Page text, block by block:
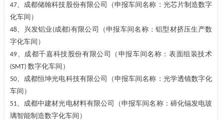
47、成都储翰科技股份有限公司（申报车间名称：光芯片制造数字
化车间）
48、兴发铝业 (成都)有限公司（申报车间名称：铝型材挤压生产数
字化车间）
49、成都千嘉科技股份有限公司（申报车间名称：表面组装技术
(SMT) 数字化车间）
50、成都恒坤光电科技有限公司（申报车间名称：光学透镜数字化
车间）
51、成都中建材光电材料有限公司（申报车间名称：碲化镉发电玻
璃智能制造数字化车间）